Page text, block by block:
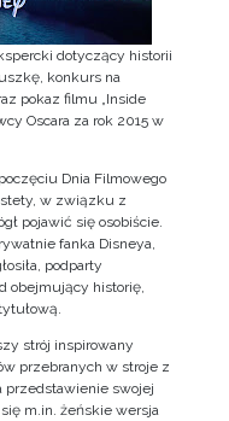
dotyczący historii
konkurs na
pokaz filmu „Inside
Oscara za rok 2015 w
Dnia Filmowego
w związku z
pojawić się osobiście.
fanka Disneya,
podparty
obejmujący historię,
strój inspirowany
przebranych w stroje z
przedstawienie swojej
m.in. żeńskie wersja